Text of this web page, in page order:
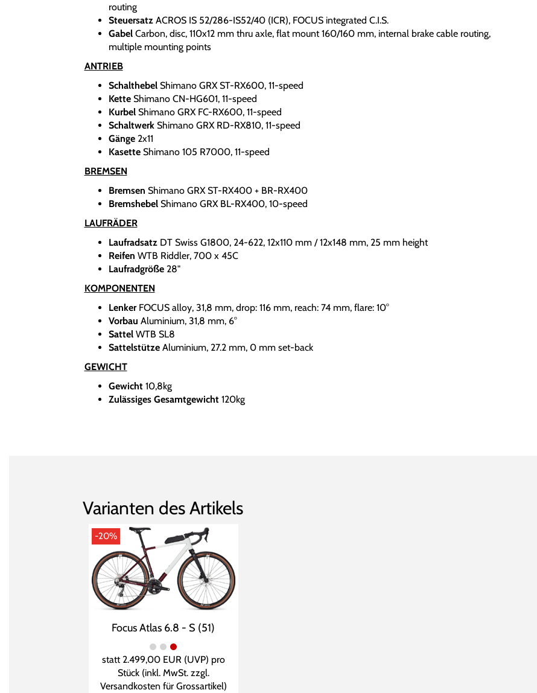
routing
Steuersatz ACROS IS 52/286-IS52/40 (ICR), FOCUS integrated C.I.S.
Gabel Carbon, disc, 110x12 mm thru axle, flat mount 160/160 mm, internal brake cable routing,
multiple mounting points
ANTRIEB
Schalthebel Shimano GRX ST-RX600, 11-speed
Kette Shimano CN-HG601, 11-speed
Kurbel Shimano GRX FC-RX600, 11-speed
Schaltwerk Shimano GRX RD-RX810, 11-speed
Gänge 2x11
Kasette Shimano 105 R7000, 11-speed
BREMSEN
Bremsen Shimano GRX ST-RX400 + BR-RX400
Bremshebel Shimano GRX BL-RX400, 10-speed
LAUFRÄDER
Laufradsatz DT Swiss G1800, 24-622, 12x110 mm / 12x148 mm, 25 mm height
Reifen WTB Riddler, 700 x 45C
Laufradgröße 28"
KOMPONENTEN
Lenker FOCUS alloy, 31,8 mm, drop: 116 mm, reach: 74 mm, flare: 10°
Vorbau Aluminium, 31,8 mm, 6°
Sattel WTB SL8
Sattelstütze Aluminium, 27.2 mm, 0 mm set-back
GEWICHT
Gewicht 10,8kg
Zulässiges Gesamtgewicht120kg
Varianten des Artikels
-20%
Focus Atlas 6.8 - S (51)
statt 2.499,00 EUR (UVP) pro
Stück (inkl. MwSt. zzgl.
Versandkosten für Grossartikel)